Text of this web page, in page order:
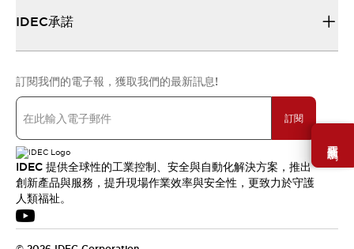
需要幫助嗎？
IDEC承諾
訂閱我們的電子報，獲取我們的最新訊息!
訂閱
IDEC 提供全球性的工業控制、安全與自動化解決方案，推出
創新產品與服務，提升現場作業效率與安全性，更致力於守護
人類福祉。